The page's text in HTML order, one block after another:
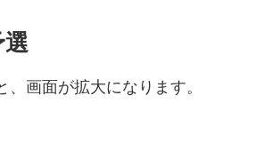
画面が拡大になります。